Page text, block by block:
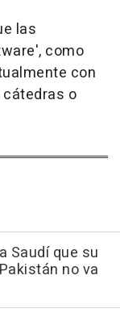
las
como
con
o
Saudí que su
no va